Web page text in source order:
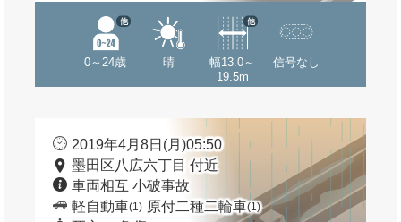
0～24歳
他
晴
幅13.0～
19.5m
他
信号なし
2019年4月8日(月)05:50
墨田区八広六丁目 付近
車両相互 小破事故
軽自動車(1) 原付二種二輪車(1)